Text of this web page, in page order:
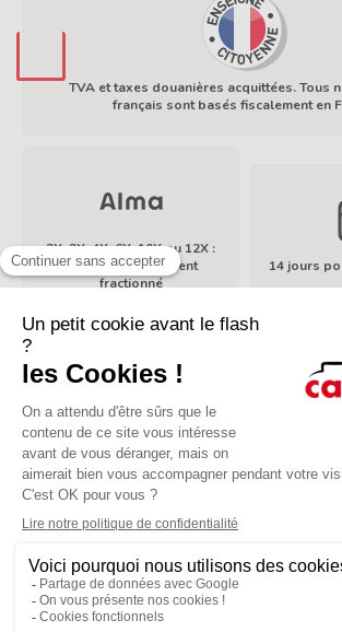
TVA et taxes douanières acquittées. Tous
français sont basés fiscalement en
2X, 3X, 4X, 6X, 10X ou 12X :
Facilités de paiement
fractionné
14 jours
Services
Mentions légales
Modes de paiement